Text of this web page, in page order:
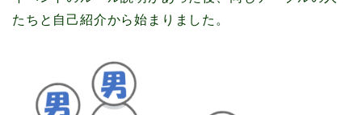
たちと自己紹介から始まりました。